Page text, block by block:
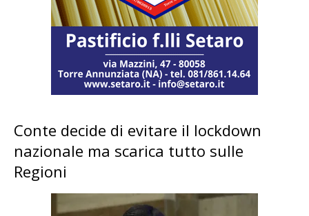
Conte decide di evitare il lockdown
nazionale ma scarica tutto sulle
Regioni